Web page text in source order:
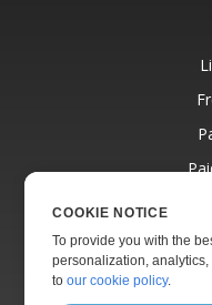
COOKIE NOTICE
To provide you with the
personalization,
toour cookie policy.